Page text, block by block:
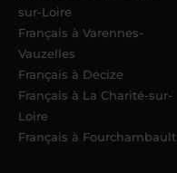
sur-Loire
Français à Varennes-
Vauzelles
Français à Decize
Français à La Charité-sur-
Loire
Français à Fourchambault